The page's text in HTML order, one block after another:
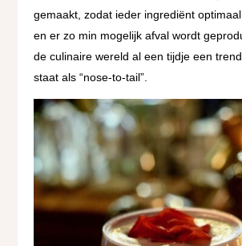
gemaakt, zodat ieder ingrediënt
en er zo min mogelijk afval wordt
de culinaire wereld al een tijdje een
staat als “nose-to-tail”.